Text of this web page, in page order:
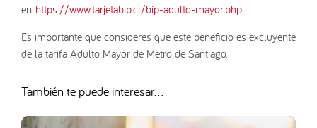
en https://www.tarjetabip.cl/bip-adulto-mayor.php
Es importante que consideres que este beneficio es excluyente
de la tarifa Adulto Mayor de Metro de Santiago.
También te puede interesar...